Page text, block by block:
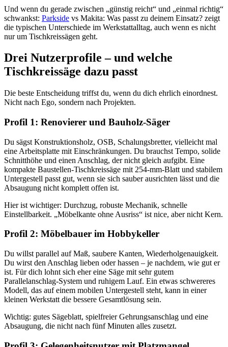
Und wenn du gerade zwischen „günstig reicht“ und „einmal richtig“
schwankst: Parkside vs Makita: Was passt zu deinem Einsatz? zeigt
die typischen Unterschiede im Werkstattalltag, auch wenn es nicht
nur um Tischkreissägen geht.
Drei Nutzerprofile – und welche
Tischkreissäge dazu passt
Die beste Entscheidung triffst du, wenn du dich ehrlich einordnest.
Nicht nach Ego, sondern nach Projekten.
Profil 1: Renovierer und Bauholz-Säger
Du sägst Konstruktionsholz, OSB, Schalungsbretter, vielleicht mal
eine Arbeitsplatte mit Einschränkungen. Du brauchst Tempo, solide
Schnitthöhe und einen Anschlag, der nicht gleich aufgibt. Eine
kompakte Baustellen-Tischkreissäge mit 254-mm-Blatt und stabilem
Untergestell passt gut, wenn sie sich sauber ausrichten lässt und die
Absaugung nicht komplett offen ist.
Hier ist wichtiger: Durchzug, robuste Mechanik, schnelle
Einstellbarkeit. „Möbelkante ohne Ausriss“ ist nice, aber nicht Kern.
Profil 2: Möbelbauer im Hobbykeller
Du willst parallel auf Maß, saubere Kanten, Wiederholgenauigkeit.
Du wirst den Anschlag lieben oder hassen – je nachdem, wie gut er
ist. Für dich lohnt sich eher eine Säge mit sehr gutem
Parallelanschlag-System und ruhigem Lauf. Ein etwas schwereres
Modell, das auf einem mobilen Untergestell steht, kann in einer
kleinen Werkstatt die bessere Gesamtlösung sein.
Wichtig: gutes Sägeblatt, spielfreier Gehrungsanschlag und eine
Absaugung, die nicht nach fünf Minuten alles zusetzt.